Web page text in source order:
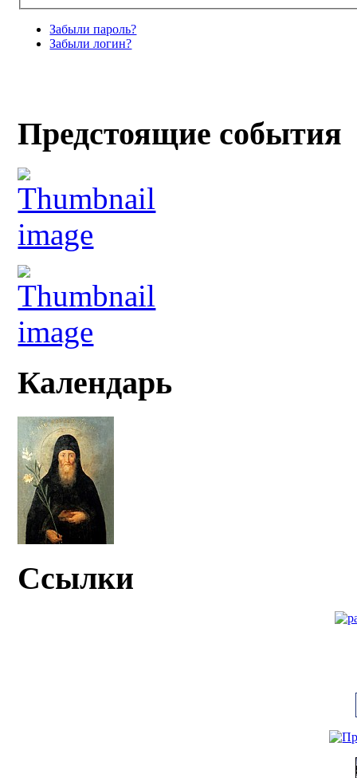
Забыли пароль?
Забыли логин?
Предстоящие события
Календарь
Ссылки